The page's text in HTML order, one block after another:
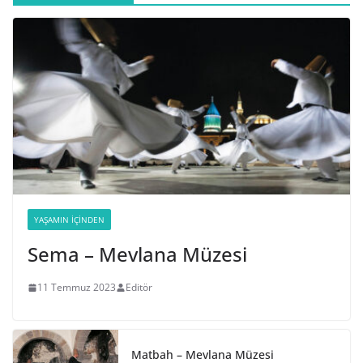
YAŞAMIN İÇINDEN
Sema – Mevlana Müzesi
11 Temmuz 2023 Editör
Matbah – Mevlana Müzesi